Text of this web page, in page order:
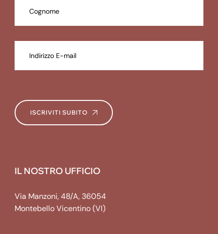
ISCRIVITI SUBITO
IL NOSTRO UFFICIO
Via Manzoni, 48/A, 36054
Montebello Vicentino (VI)